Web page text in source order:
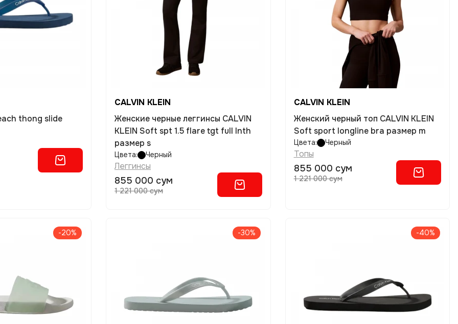
thong slide
CALVIN KLEIN
Женские черные леггинсы CALVIN
KLEIN Soft spt 1.5 flare tgt full lnth
размер s
Цвета: Черный
Леггинсы
855 000 сум
1 221 000 сум
CALVIN KLEIN
Женский черный топ CALVIN KLEIN
Soft sport longline bra размер m
Цвета: Черный
Топы
855 000 сум
1 221 000 сум
-20% -30% -40%